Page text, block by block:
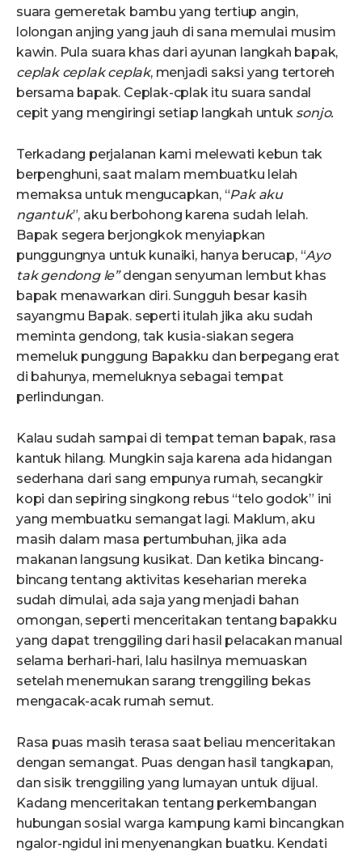
suara gemeretak bambu yang tertiup angin,
lolongan anjing yang jauh di sana memulai musim
kawin. Pula suara khas dari ayunan langkah bapak,
ceplak ceplak ceplak, menjadi saksi yang tertoreh
bersama bapak. Ceplak-cplak itu suara sandal
cepit yang mengiringi setiap langkah untuk sonjo.
Terkadang perjalanan kami melewati kebun tak
berpenghuni, saat malam membuatku lelah
memaksa untuk mengucapkan, “Pakaku
ngantuk”, aku berbohong karena sudah lelah.
Bapak segera berjongkok menyiapkan
punggungnya untuk kunaiki, hanya berucap, “Ayo
tak gendong le”dengan senyuman lembut khas
bapak menawarkan diri. Sungguh besar kasih
sayangmu Bapak. seperti itulah jika aku sudah
meminta gendong, tak kusia-siakan segera
memeluk punggung Bapakku dan berpegang erat
di bahunya, memeluknya sebagai tempat
perlindungan.
Kalau sudah sampai di tempat teman bapak, rasa
kantuk hilang. Mungkin saja karena ada hidangan
sederhana dari sang empunya rumah, secangkir
kopi dan sepiring singkong rebus “telo godok” ini
yang membuatku semangat lagi. Maklum, aku
masih dalam masa pertumbuhan, jika ada
makanan langsung kusikat. Dan ketika bincang-
bincang tentang aktivitas keseharian mereka
sudah dimulai, ada saja yang menjadi bahan
omongan, seperti menceritakan tentang bapakku
yang dapat trenggiling dari hasil pelacakan manual
selama berhari-hari, lalu hasilnya memuaskan
setelah menemukan sarang trenggiling bekas
mengacak-acak rumah semut.
Rasa puas masih terasa saat beliau menceritakan
dengan semangat. Puas dengan hasil tangkapan,
dan sisik trenggiling yang lumayan untuk dijual.
Kadang menceritakan tentang perkembangan
hubungan sosial warga kampung kami bincangkan
ngalor-ngidul ini menyenangkan buatku. Kendati